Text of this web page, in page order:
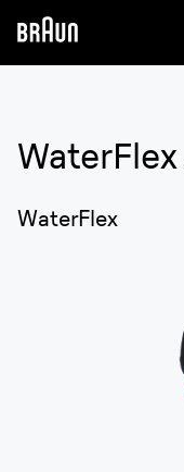
WaterFlex
WaterFlex